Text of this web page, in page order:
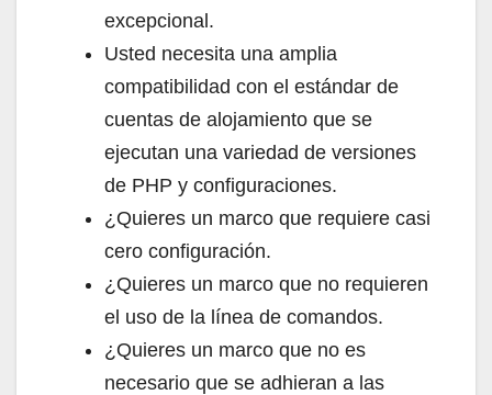
excepcional.
Usted necesita una amplia
compatibilidad con el estándar de
cuentas de alojamiento que se
ejecutan una variedad de versiones
de PHP y configuraciones.
¿Quieres un marco que requiere casi
cero configuración.
¿Quieres un marco que no requieren
el uso de la línea de comandos.
¿Quieres un marco que no es
necesario que se adhieran a las